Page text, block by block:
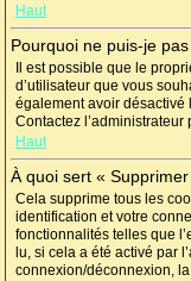
Haut
Pourquoi ne puis-je pas
Il est possible que le
d’utilisateur que vous
également avoir désactivé
Contactez
Haut
À quoi sert «
Cela supprime tous les
identification et votre
fonctionnalités telles que
lu, si cela a été activé par
connexion/déconnexion,